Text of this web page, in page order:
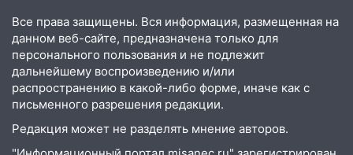
областью
09:41 Диана Шурыгина уверовала в
Бога в СИЗО
09:35 В Ульяновске директора фирмы
будут судить за неуплату налогов на 48
млн рублей
Все права защищены. Вся информация, размещенная на
данном веб-сайте, предназначена только для
персонального пользования и не подлежит
дальнейшему воспроизведению и/или
распространению в какой-либо форме, иначе как с
письменного разрешения редакции.
Редакция может не разделять мнение авторов.